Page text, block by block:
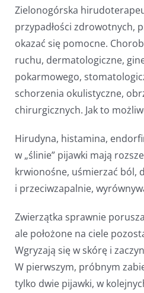
Zielonogórska
przypadłości zdrowotnych,
okazać się pomocne.
ruchu, dermatologiczne,
pokarmowego,
schorzenia okulistyczne,
chirurgicznych. Jak to
Hirudyna, histamina,
w „ślinie” pijawki mają
krwionośne, uśmierzać ból,
i przeciwzapalnie,
Zwierzątka sprawnie
ale położone na ciele
Wgryzają się w skórę i
W pierwszym, próbnym
tylko dwie pijawki, w